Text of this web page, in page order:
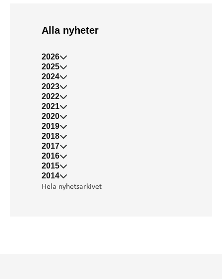
Alla nyheter
2026
2025
2024
2023
2022
2021
2020
2019
2018
2017
2016
2015
2014
Hela nyhetsarkivet